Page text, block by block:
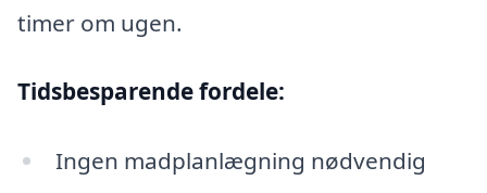
timer om ugen.
Tidsbesparende fordele:
Ingen madplanlægning nødvendig